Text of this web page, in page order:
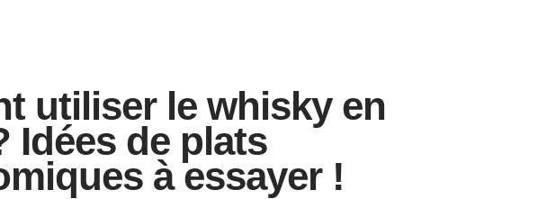
utiliser le whisky en
Idées de plats
à essayer !